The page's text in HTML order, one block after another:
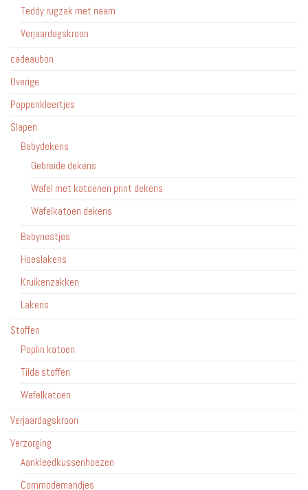
Teddy rugzak met naam
Verjaardagskroon
cadeaubon
Overige
Poppenkleertjes
Slapen
Babydekens
Gebreide dekens
Wafel met katoenen print dekens
Wafelkatoen dekens
Babynestjes
Hoeslakens
Kruikenzakken
Lakens
Stoffen
Poplin katoen
Tilda stoffen
Wafelkatoen
Verjaardagskroon
Verzorging
Aankleedkussenhoezen
Commodemandjes